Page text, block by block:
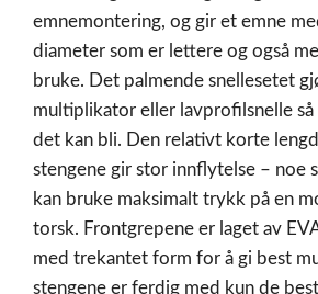
emnemontering, og gir et emne
diameter som er lettere og også
bruke. Det palmende snellesetet
multiplikator eller lavprofilsnelle så
det kan bli. Den relativt korte
stengene gir stor innflytelse – noe
kan bruke maksimalt trykk på en
torsk. Frontgrepene er laget av
med trekantet form for å gi best
stengene er ferdig med kun de